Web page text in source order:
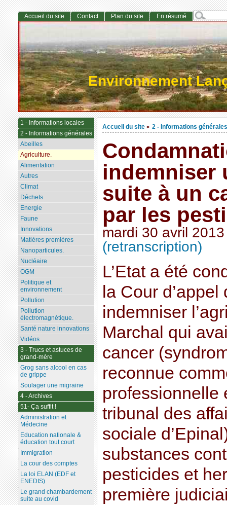
Environnement
Accueil du site > 2 - Informations générales
indemniser
suite à un
par les
mardi 30 avril 2013
(retranscription)
L’Etat a été
la Cour
indemniser
Marchal qui
cancer
reconnue
professionnelle
tribunal des
sociale
substances
pesticides et
première
Accueil du site Contact Plan du site En résumé
1 - Informations locales
2 - Informations générales
Abeilles
Agriculture.
Alimentation
Autres
Climat
Déchets
Energie
Faune
Innovations
Matières premières
Nanoparticules.
Nucléaire
OGM
Politique et
environnement
Pollution
Pollution
électromagnétique.
Santé nature innovations
Vidéos
3 - Trucs et astuces de
grand-mère
Grog sans alcool en cas
de grippe
Soulager une migraine
4 - Archives
51- Ça suffit !
Administration et
Médecine
Education nationale &
éducation tout court
Immigration
La cour des comptes
La loi ELAN (EDF et
ENEDIS)
Le grand chambardement
suite au covid